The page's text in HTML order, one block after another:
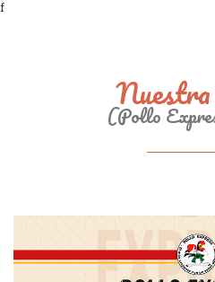
f
(Pollo